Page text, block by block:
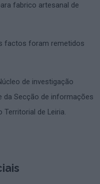
fabrico artesanal de
factos foram remetidos
de investigação
da Secção de informações
Territorial de Leiria.